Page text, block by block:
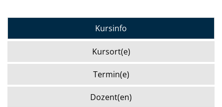
Kursinfo
Kursort(e)
Termin(e)
Dozent(en)